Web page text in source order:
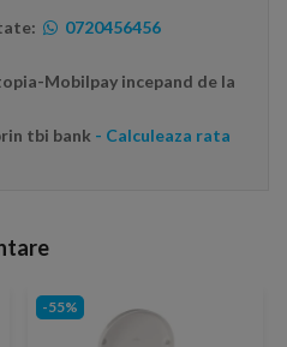
0720456456
Mobilpay incepand de la
tbi bank - Calculeaza rata
-55%